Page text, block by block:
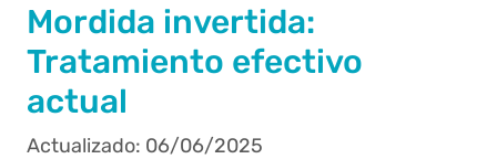
Mordida invertida:
Tratamiento efectivo
actual
06/06/2025